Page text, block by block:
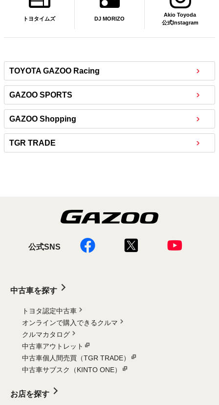
トヨタイムズ DJ MORIZO
Akio Toyoda
公式Instagram
TOYOTA GAZOO Racing
GAZOO SPORTS
GAZOO Shopping
TGR TRADE
公式SNS
中古車を探す
トヨタ認定中古車
オンラインで購入できるクルマ
クルマカタログ
中古車アウトレット
中古車個人間売買（TGR TRADE）
中古車サブスク（KINTO ONE）
お店を探す